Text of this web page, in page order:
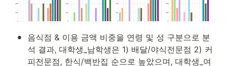
•
음식점 & 이용 금액 비중을 연령 및 성 구분으로 분
석 결과, 대학생_남학생은 1) 배달/야식전문점 2) 커
피전문점, 한식/백반집 순으로 높았으며, 대학생_여